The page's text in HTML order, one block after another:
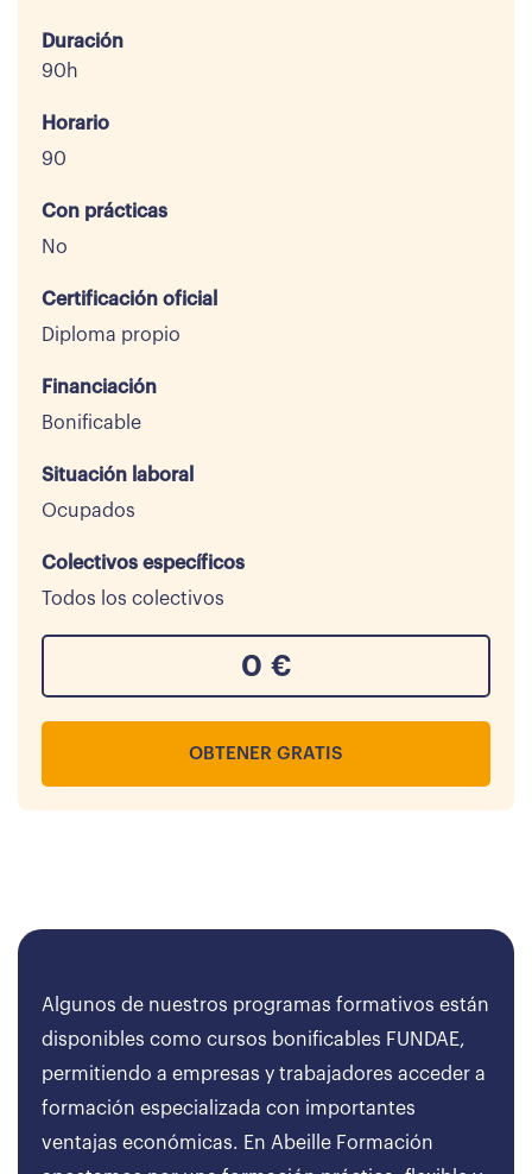
Duración
90h
Horario
90
Con prácticas
No
Certificación oficial
Diploma propio
Financiación
Bonificable
Situación laboral
Ocupados
Colectivos específicos
Todos los colectivos
0 €
OBTENER GRATIS
Algunos de nuestros programas formativos están
disponibles como cursos bonificables FUNDAE,
permitiendo a empresas y trabajadores acceder a
formación especializada con importantes
ventajas económicas. En Abeille Formación